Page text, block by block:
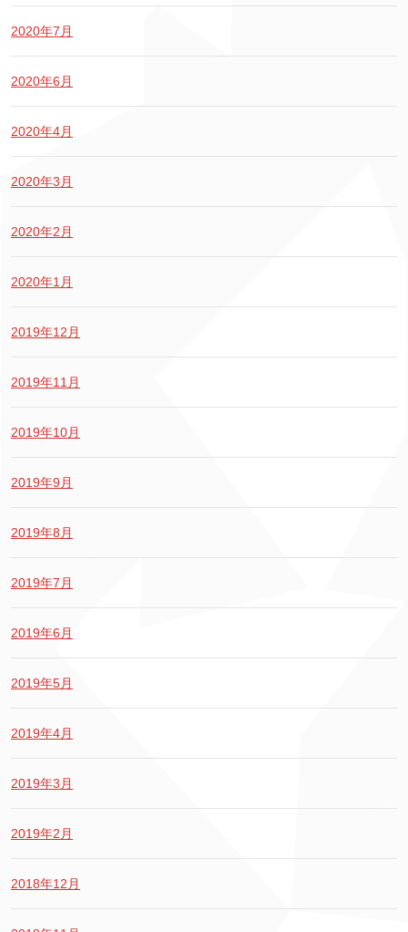
2020年7月
2020年6月
2020年4月
2020年3月
2020年2月
2020年1月
2019年12月
2019年11月
2019年10月
2019年9月
2019年8月
2019年7月
2019年6月
2019年5月
2019年4月
2019年3月
2019年2月
2018年12月